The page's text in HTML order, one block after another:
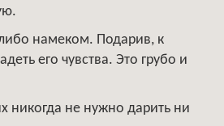
намеком. Подарив, к
его чувства. Это грубо и
никогда не нужно дарить ни